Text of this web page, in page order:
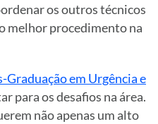
os outros técnicos
melhor procedimento na
Graduação em Urgência e
para os desafios na área.
não apenas um alto